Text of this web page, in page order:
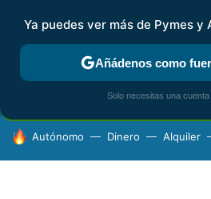
FISCALIDAD Y CONTABILIDAD
HOY SE HABLA DE
Autónomo Dinero Alquiler
Ya puedes ver más de Pymes y
Añádenos como
Solo necesitas una